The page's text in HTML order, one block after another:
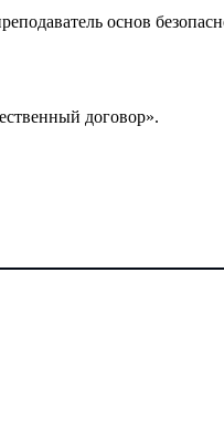
основ
договор».